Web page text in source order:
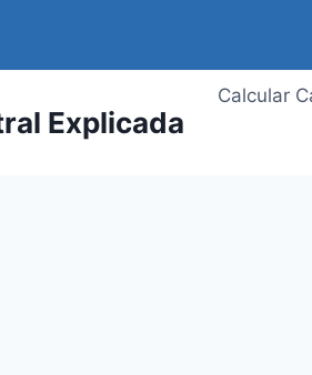
Explicada
Calcular